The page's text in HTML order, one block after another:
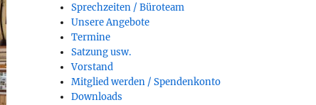
Sprechzeiten / Büroteam
Unsere Angebote
Termine
Satzung usw.
Vorstand
Mitglied werden / Spendenkonto
Downloads